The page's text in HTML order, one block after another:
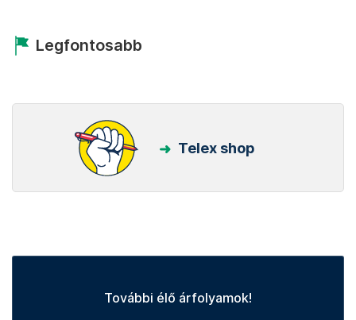
Legfontosabb
Telex shop
További élő árfolyamok!